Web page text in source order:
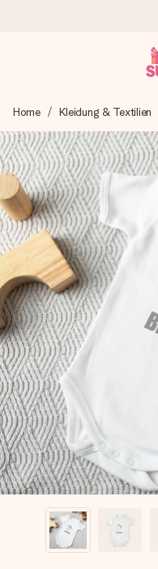
Wir bereiten dein
blitzschnell – damit du
überreichen kannst,
4,7 (basierend
Unsere Geschenke
4,7 bei Google
die wir versenden).
Mit Liebe
Erstelle etwas
ihrem Namen, deinem
Herzen. Kein Stress,
Moment.
Home Kleidung & Textilien